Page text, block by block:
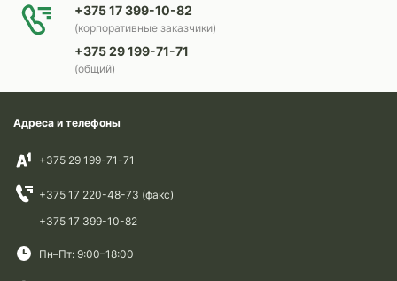
+375 17 399-10-82
(корпоративные заказчики)
+375 29 199-71-71
(общий)
Адреса и телефоны
+375 29 199-71-71
+375 17 220-48-73 (факс)
+375 17 399-10-82
Пн–Пт: 9:00–18:00